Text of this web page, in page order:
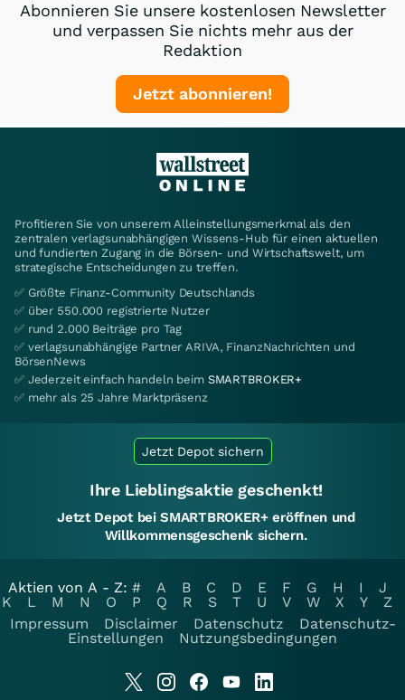
Abonnieren Sie unsere kostenlosen Newsletter
und verpassen Sie nichts mehr aus der
Redaktion
Jetzt abonnieren!
Profitieren Sie von unserem Alleinstellungsmerkmal als den
zentralen verlagsunabhängigen Wissens-Hub für einen aktuellen
und fundierten Zugang in die Börsen- und Wirtschaftswelt, um
strategische Entscheidungen zu treffen.
✅ Größte Finanz-Community Deutschlands
✅ über 550.000 registrierte Nutzer
✅ rund 2.000 Beiträge pro Tag
✅ verlagsunabhängige Partner ARIVA, FinanzNachrichten und
BörsenNews
✅ Jederzeit einfach handeln beim SMARTBROKER+
✅ mehr als 25 Jahre Marktpräsenz
Jetzt Depot sichern
Ihre Lieblingsaktie geschenkt!
Jetzt Depot bei SMARTBROKER+ eröffnen und
Willkommensgeschenk sichern.
Aktien von A - Z: # A B C D E F G H I
J
K
L M N O P Q R S T U V W X Y
Z
Impressum
Disclaimer Datenschutz
Datenschutz-
Einstellungen
Nutzungsbedingungen